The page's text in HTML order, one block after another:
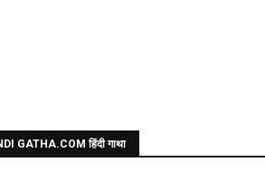
GATHA.COM हिंदी गाथा